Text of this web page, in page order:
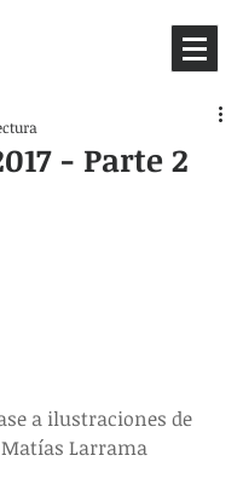
- Parte 2
a ilustraciones de
Larrama